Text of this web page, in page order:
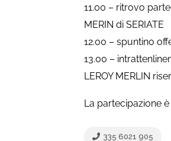
11.00 – ritrovo
MERIN di SERIATE
12.00 – spuntino
13.00 –
LEROY MERLIN
La partecipazione è
335 6021 905